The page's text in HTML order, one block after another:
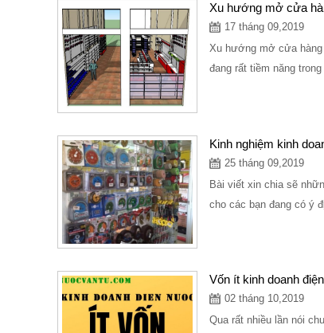
Xu hướng mở cửa
17 tháng 09,2019
Xu hướng mở cửa
đang rất tiềm năng
Kinh nghiệm kinh
25 tháng 09,2019
Bài viết xin chia sẽ
cho các bạn đang có ý
Vốn ít kinh doanh
02 tháng 10,2019
Qua rất nhiều lần nói